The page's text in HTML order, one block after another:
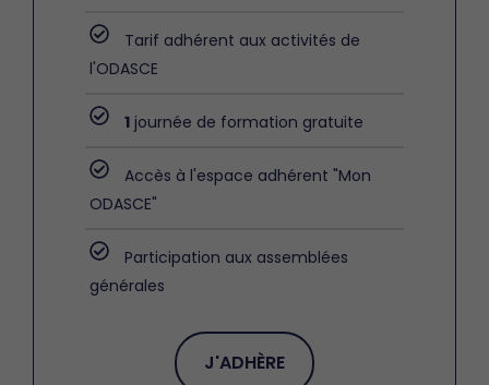
Tarif adhérent aux activités de
l'ODASCE
1journée de formation gratuite
Accès à l'espace adhérent "Mon
ODASCE"
Participation aux assemblées
générales
J'ADHÈRE